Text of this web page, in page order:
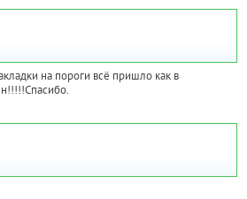
на пороги всё пришло как в